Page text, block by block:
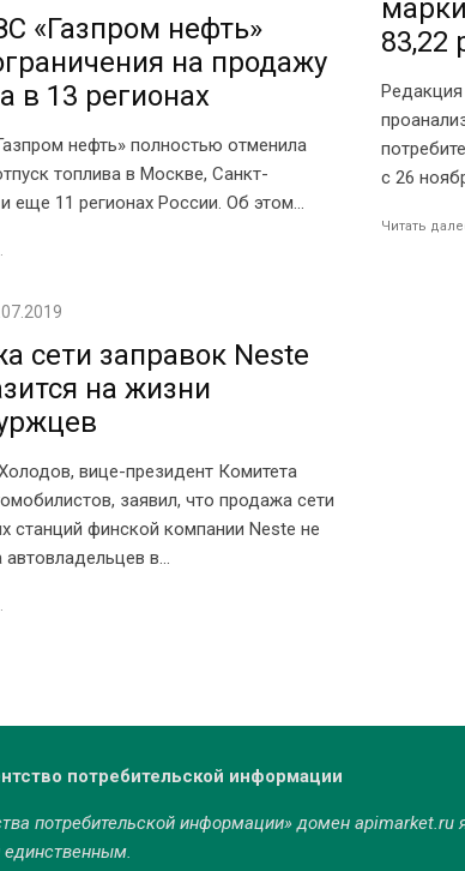
«Газпром нефть»
на продажу
в 13 регионах
нефть» полностью отменила
топлива в Москве, Санкт-
еще 11 регионах России. Об этом...
сети заправок Neste
на жизни
вице-президент Комитета
заявил, что продажа сети
станций финской компании Neste не
автовладельцев в...
83,22
Редакция
с 26
Читать
потребительской информации
потребительской информации» домен apimarket.ru